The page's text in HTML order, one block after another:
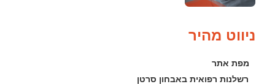
ניווט מהיר
מפת אתר
רשלנות רפואית באבחון סרטן